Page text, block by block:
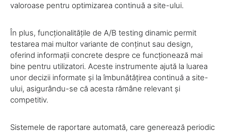
valoroase pentru optimizarea continuă a site-ului.
În plus, funcționalitățile de A/B testing dinamic permit
testarea mai multor variante de conținut sau design,
oferind informații concrete despre ce funcționează mai
bine pentru utilizatori. Aceste instrumente ajută la luarea
unor decizii informate și la îmbunătățirea continuă a site-
ului, asigurându-se că acesta rămâne relevant și
competitiv.
Sistemele de raportare automată, care generează periodic